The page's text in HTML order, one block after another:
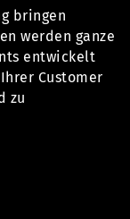
bringen
werden ganze
entwickelt
Customer
zu